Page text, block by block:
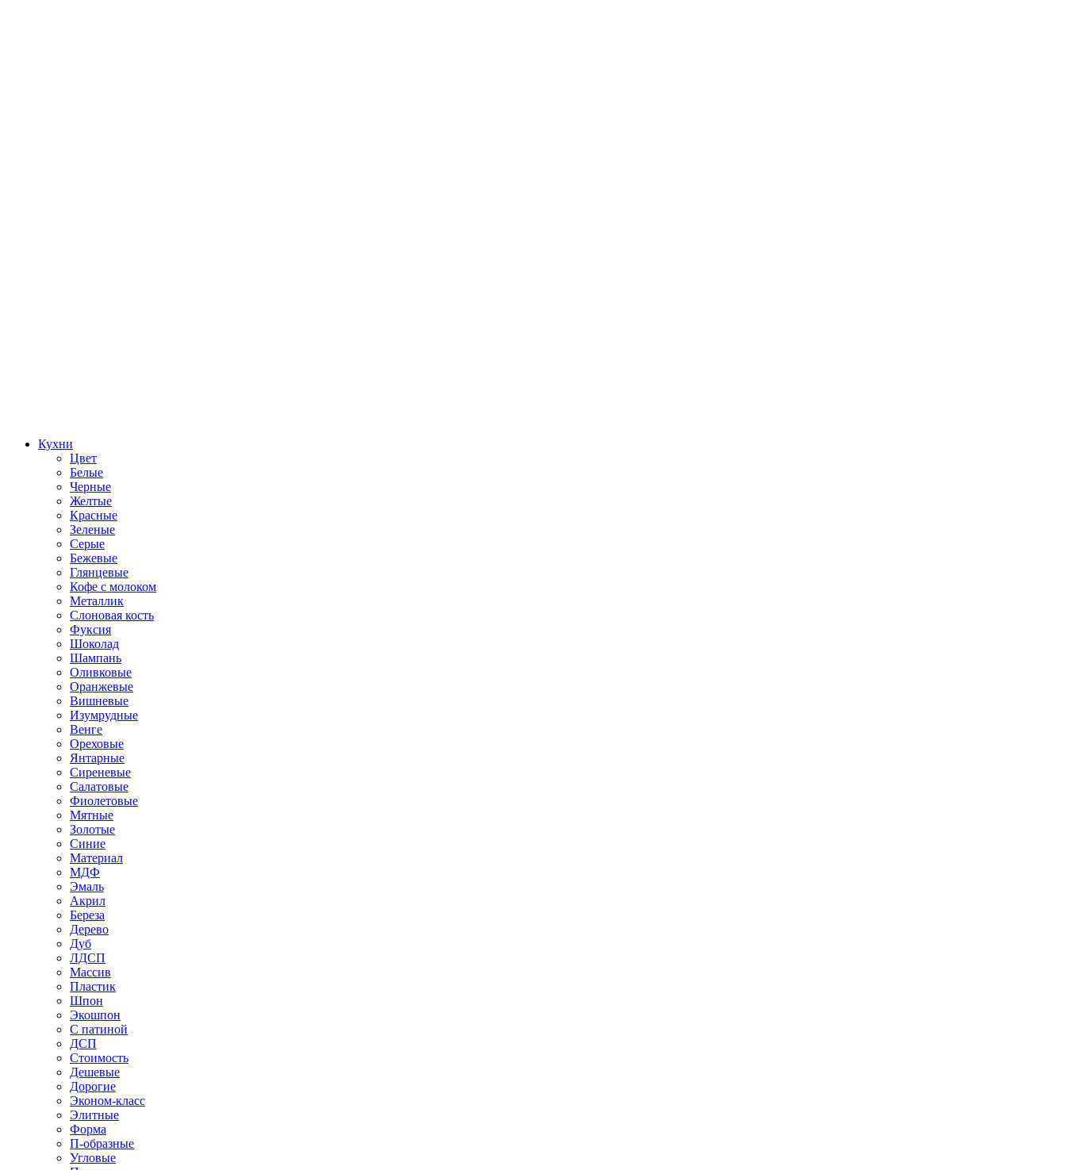
Кухни
Цвет
Белые
Черные
Желтые
Красные
Зеленые
Серые
Бежевые
Глянцевые
Кофе с молоком
Металлик
Слоновая кость
Фуксия
Шоколад
Шампань
Оливковые
Оранжевые
Вишневые
Изумрудные
Венге
Ореховые
Янтарные
Сиреневые
Салатовые
Фиолетовые
Мятные
Золотые
Синие
Материал
МДФ
Эмаль
Акрил
Береза
Дерево
Дуб
ЛДСП
Массив
Пластик
Шпон
Экошпон
С патиной
ДСП
Стоимость
Дешевые
Дорогие
Эконом-класс
Элитные
Форма
П-образные
Угловые